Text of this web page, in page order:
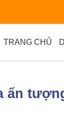
TRANG CHỦ
ấn